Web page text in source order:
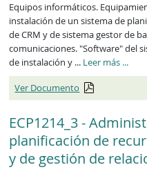
Equipos informáticos.
instalación de un sistema de
de CRM y de sistema gestor de
comunicaciones. "Software" del
de instalación y ... Leer más ...
Ver Documento
ECP1214_3 -
planificación de
y de gestión de